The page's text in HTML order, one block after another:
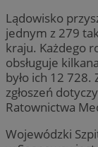
Lądowisko
jednym z 279
kraju. Każdego
obsługuje
było ich 12
zgłoszeń
Ratownictwa
Wojewódzki